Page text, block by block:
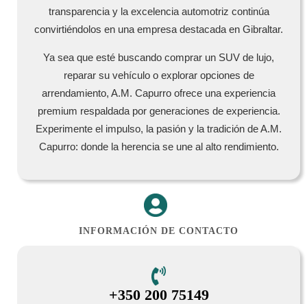
transparencia y la excelencia automotriz continúa
convirtiéndolos en una empresa destacada en Gibraltar.
Ya sea que esté buscando comprar un SUV de lujo,
reparar su vehículo o explorar opciones de
arrendamiento, A.M. Capurro ofrece una experiencia
premium respaldada por generaciones de experiencia.
Experimente el impulso, la pasión y la tradición de A.M.
Capurro: donde la herencia se une al alto rendimiento.
INFORMACIÓN DE CONTACTO
+350 200 75149